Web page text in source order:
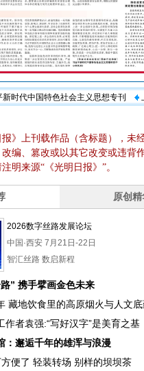
新时代中国特色社会主义思想专刊
》上刊载作品（含标题），未
编、篡改或以其它改变或违背
明来源“《光明日报》”。